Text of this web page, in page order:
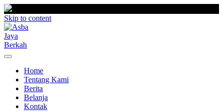
Skip to content
Home
Tentang Kami
Berita
Belanja
Kontak